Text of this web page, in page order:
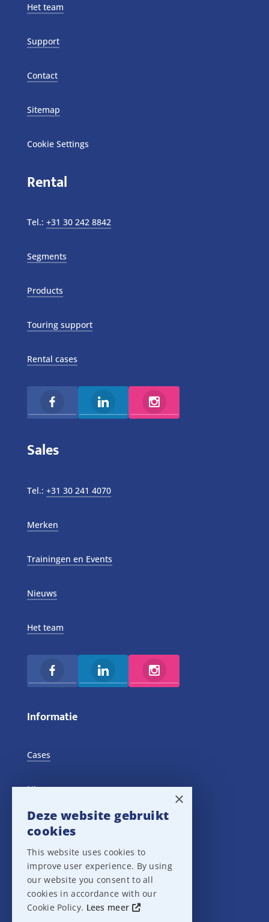
Het team
Support
Contact
Sitemap
Cookie Settings
Rental
Tel.: +31 30 242 8842
Segments
Products
Touring support
Rental cases
Sales
Tel.: +31 30 241 4070
Merken
Trainingen en Events
Nieuws
Het team
Informatie
Cases
Nieuws
Training Events
Privacy verklaring
Disclaimer
×
Deze website gebruikt
cookies
This website uses cookies to
improve user experience. By using
our website you consent to all
cookies in accordance with our
Cookie Policy. Lees meer